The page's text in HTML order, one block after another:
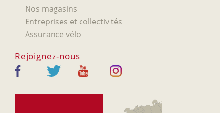
Nos magasins
Entreprises et collectivités
Assurance vélo
Rejoignez-nous